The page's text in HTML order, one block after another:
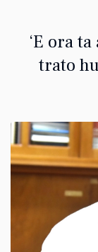
‘E ora
trato